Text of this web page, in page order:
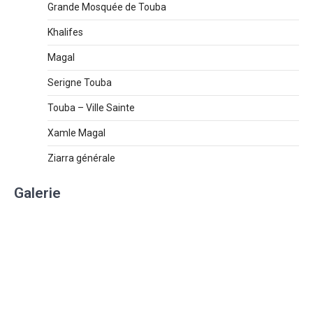
Grande Mosquée de Touba
Khalifes
Magal
Serigne Touba
Touba – Ville Sainte
Xamle Magal
Ziarra générale
Galerie